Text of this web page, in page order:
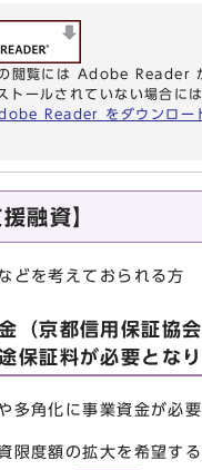
閲覧には Adobe Reader
トールされていない場合には
Reader をダウンロー
融資】
どを考えておられる方
（京都信用保証協
保証料が必要となり
多角化に事業資金が必要
度額の拡大を希望す